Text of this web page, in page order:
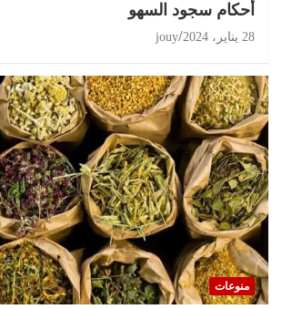
أحكام سجود السهو
28 يناير، 2024 jouy
منوعات